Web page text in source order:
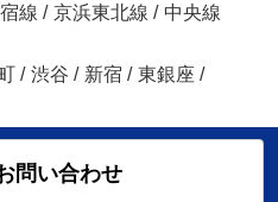
線 / 京浜東北線 / 中央線
/ 渋谷 / 新宿 / 東銀座 /
問い合わせ